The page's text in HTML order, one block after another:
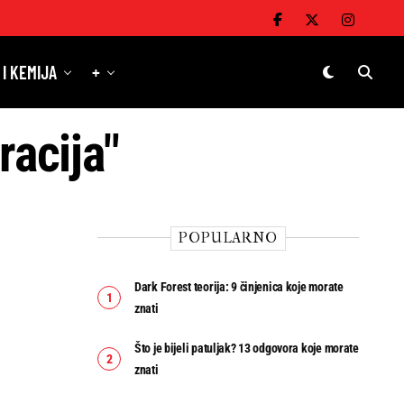
KEMIJA +
POPULARNO
Dark Forest teorija: 9 činjenica koje morate
znati
Što je bijeli patuljak? 13 odgovora koje morate
znati